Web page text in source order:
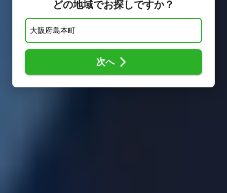
どの地域でお探しですか？
次へ